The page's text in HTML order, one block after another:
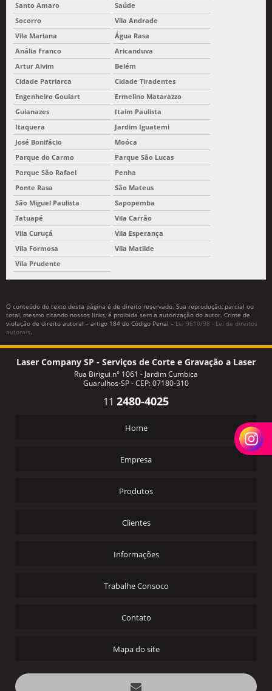
Santo Amaro
Saúde
Socorro
Vila Andrade
Vila Mariana
Água Rasa
Anália Franco
Aricanduva
Artur Alvim
Belém
Cidade Patriarca
Cidade Tiradentes
Engenheiro Goulart
Ermelino Matarazzo
Guianazes
Itaim Paulista
Itaquera
Jardim Iguatemi
José Bonifácio
Moóca
Parque do Carmo
Parque São Lucas
Parque São Rafael
Penha
Ponte Rasa
São Mateus
São Miguel Paulista
Sapopemba
Tatuapé
Vila Carrão
Vila Curuçá
Vila Esperança
Vila Formosa
Vila Matilde
Vila Prudente
O conteúdo do texto desta página é de direito reservado. Sua reprodução, parcial ou
total, mesmo citando nossos links, é proibida sem a autorização do autor. Crime de
violação de direito autoral – artigo 184 do Código Penal – Lei 9610/98 - Lei de direitos
autorais.
Laser Company SP - Serviços de Corte e Gravação a Laser
Rua Birigui n° 1061 - Jardim Cumbica
Guarulhos-SP - CEP: 07180-310
11 2480-4025
Home
Empresa
Produtos
Clientes
Informações
Trabalhe Consoco
Contato
Mapa do site